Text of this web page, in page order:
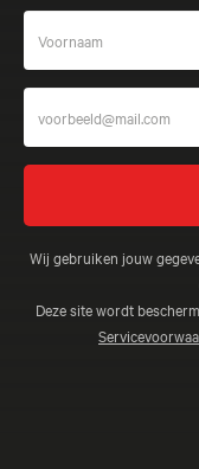
Wij gebruiken jouw
Deze site wordt